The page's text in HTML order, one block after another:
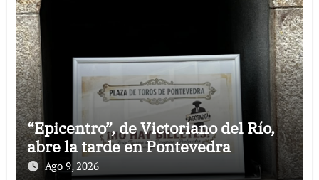
“Epicentro”, de Victoriano del Río,
abre la tarde en Pontevedra
Ago 9, 2026